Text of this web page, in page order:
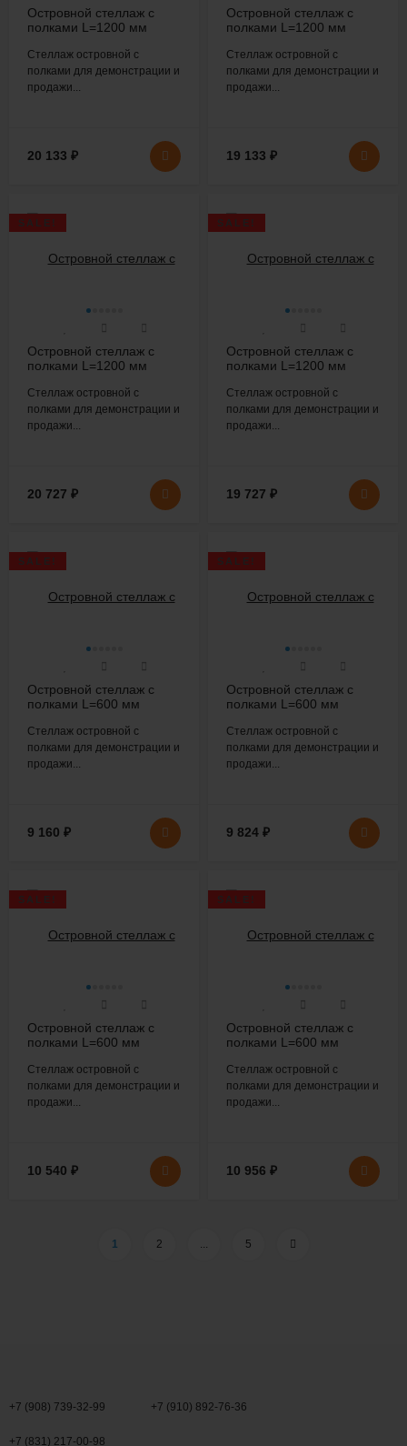
Островной стеллаж с
полками L=1200 мм
Стеллаж островной с
полками для демонстрации и
продажи...
20 133 ₽
Островной стеллаж с
полками L=1200 мм
Стеллаж островной с
полками для демонстрации и
продажи...
19 133 ₽
SALE!
Островной стеллаж с
полками L=1200 мм
Стеллаж островной с
полками для демонстрации и
продажи...
20 727 ₽
SALE!
Островной стеллаж с
полками L=1200 мм
Стеллаж островной с
полками для демонстрации и
продажи...
19 727 ₽
SALE!
Островной стеллаж с
полками L=600 мм
Стеллаж островной с
полками для демонстрации и
продажи...
9 160 ₽
SALE!
Островной стеллаж с
полками L=600 мм
Стеллаж островной с
полками для демонстрации и
продажи...
9 824 ₽
SALE!
Островной стеллаж с
полками L=600 мм
Стеллаж островной с
полками для демонстрации и
продажи...
10 540 ₽
SALE!
Островной стеллаж с
полками L=600 мм
Стеллаж островной с
полками для демонстрации и
продажи...
10 956 ₽
1 2 5
+7 (908) 739-32-99 +7 (910) 892-76-36
+7 (831) 217-00-98